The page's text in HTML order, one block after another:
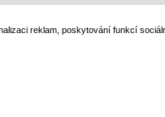
reklam, poskytování funkcí